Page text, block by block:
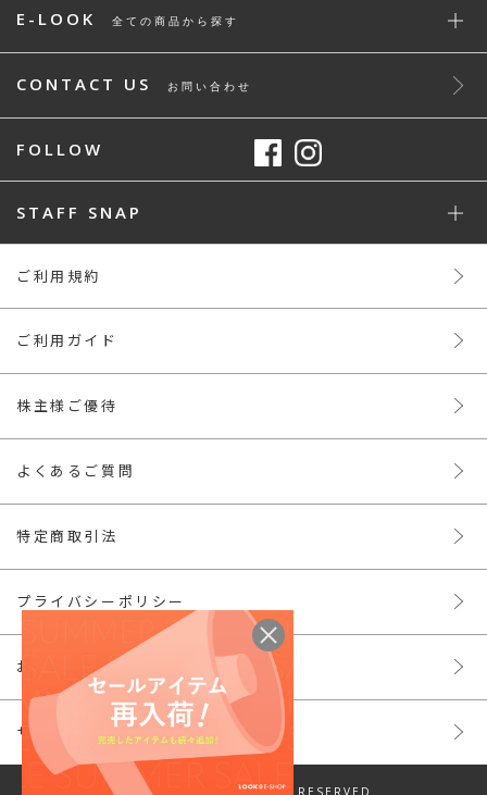
E-LOOK 全ての商品から探す
CONTACT US お問い合わせ
FOLLOW
STAFF SNAP
ご利用規約
ご利用ガイド
株主様ご優待
よくあるご質問
特定商取引法
プライバシーポリシー
お問い合わせ
サイトマップ
© LOOK INC. ALL RIGHTS RESERVED.